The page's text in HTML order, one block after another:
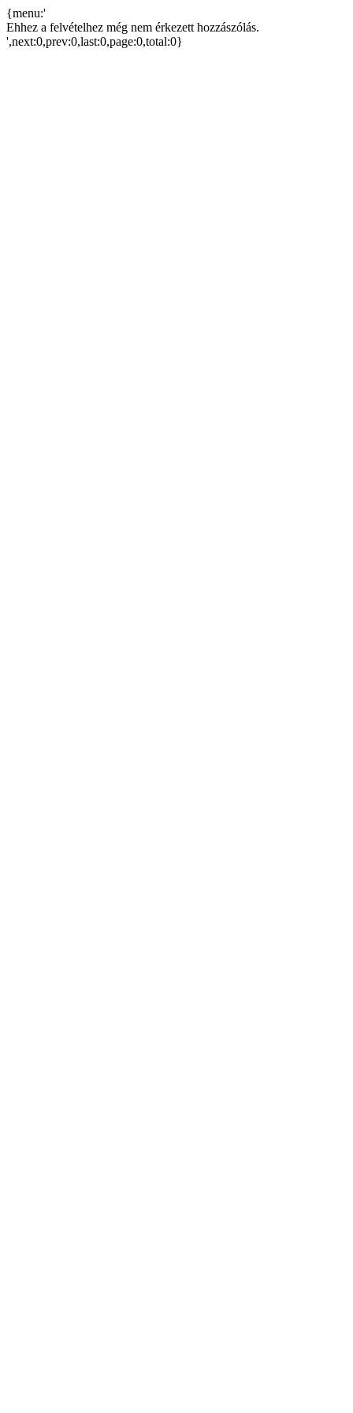
{menu:'
Ehhez a felvételhez még nem érkezett hozzászólás.
',next:0,prev:0,last:0,page:0,total:0}